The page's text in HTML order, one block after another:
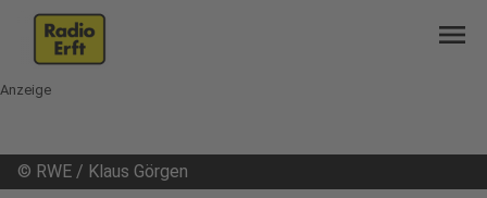
menu
Anzeige
© RWE / Klaus Görgen